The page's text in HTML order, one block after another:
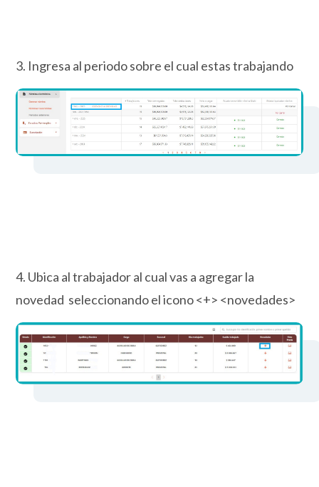
3. Ingresa al periodo sobre el cual estas trabajando
4. Ubica al trabajador al cual vas a agregar la
novedad seleccionando el icono <+> <novedades>